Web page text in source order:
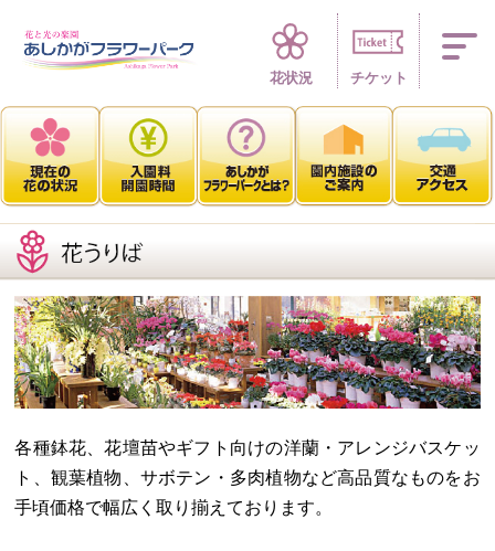
四季折々 花の
花状況 チケット
各種鉢花、花壇苗やギフト向けの洋蘭・アレンジバスケッ
ト、観葉植物、サボテン・多肉植物など高品質なものをお
手頃価格で幅広く取り揃えております。